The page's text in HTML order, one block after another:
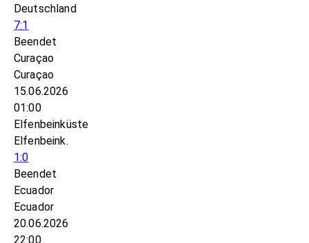
Deutschland
7:1
Beendet
Curaçao
Curaçao
15.06.2026
01:00
Elfenbeinküste
Elfenbeink.
1:0
Beendet
Ecuador
Ecuador
20.06.2026
22:00